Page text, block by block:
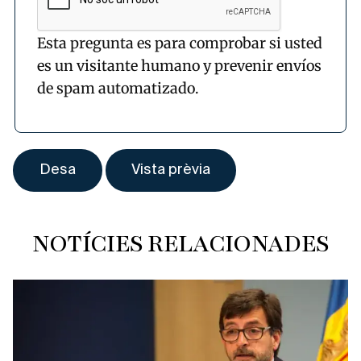
Esta pregunta es para comprobar si usted
es un visitante humano y prevenir envíos
de spam automatizado.
NOTÍCIES RELACIONADES